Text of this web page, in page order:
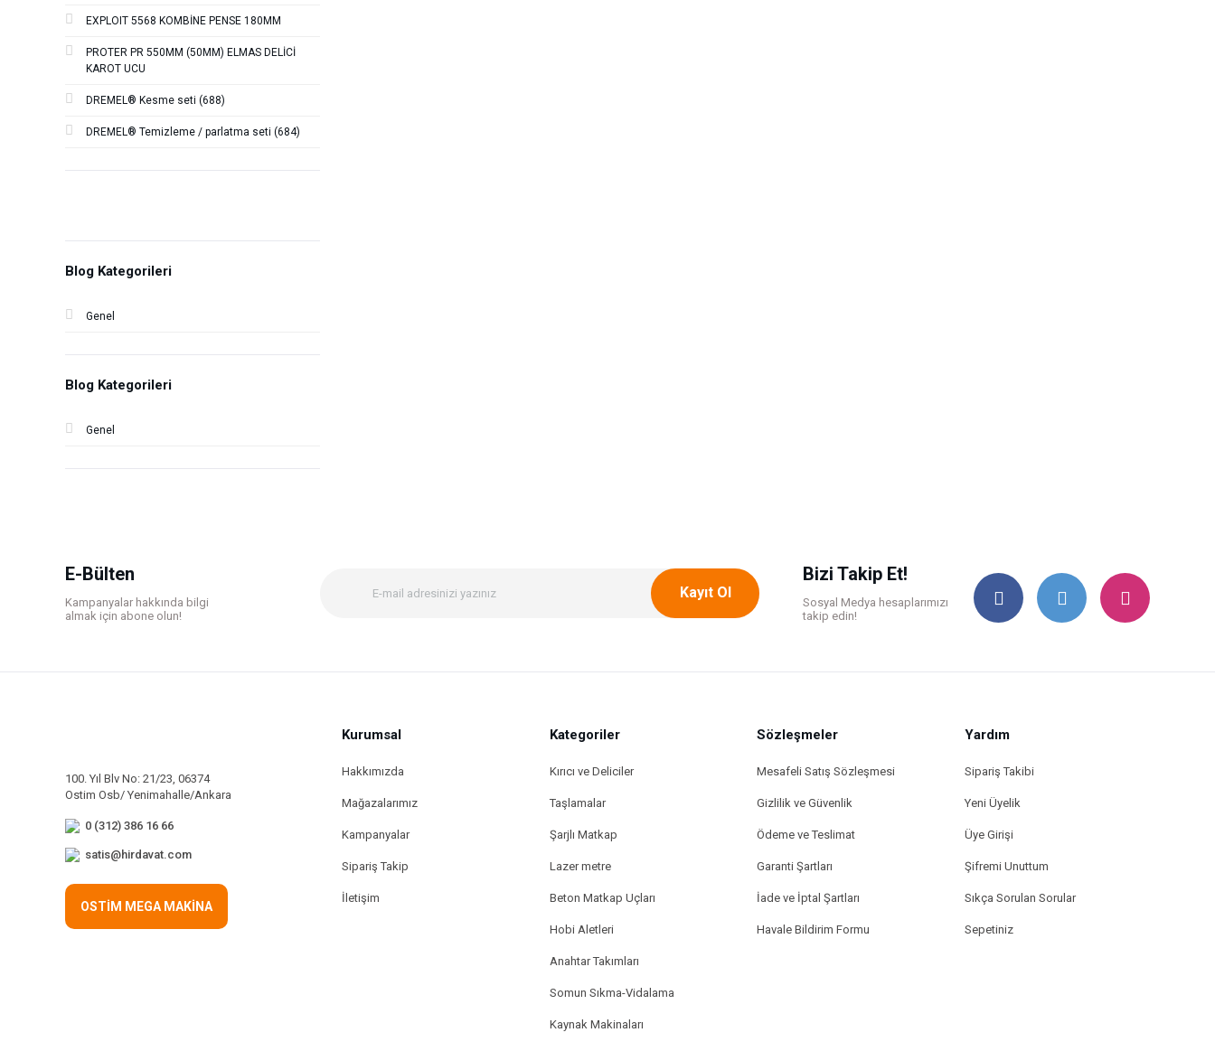
EXPLOIT 5568 KOMBİNE PENSE 180MM
PROTER PR 550MM (50MM) ELMAS DELİCİ
KAROT UCU
DREMEL® Kesme seti (688)
DREMEL® Temizleme / parlatma seti (684)
Blog Kategorileri
Genel
Blog Kategorileri
Genel
E-Bülten
Kampanyalar hakkında bilgi
almak için abone olun!
Kayıt Ol
Bizi Takip Et!
Sosyal Medya hesaplarımızı
takip edin!
100. Yıl Blv No: 21/23, 06374
Ostim Osb/ Yenimahalle/Ankara
0 (312) 386 16 66
satis@hirdavat.com
OSTİM MEGA MAKİNA
Kurumsal
Hakkımızda
Mağazalarımız
Kampanyalar
Sipariş Takip
İletişim
Kategoriler
Kırıcı ve Deliciler
Taşlamalar
Şarjlı Matkap
Lazer metre
Beton Matkap Uçları
Hobi Aletleri
Anahtar Takımları
Somun Sıkma-Vidalama
Kaynak Makinaları
Sözleşmeler
Mesafeli Satış Sözleşmesi
Gizlilik ve Güvenlik
Ödeme ve Teslimat
Garanti Şartları
İade ve İptal Şartları
Havale Bildirim Formu
Yardım
Sipariş Takibi
Yeni Üyelik
Üye Girişi
Şifremi Unuttum
Sıkça Sorulan Sorular
Sepetiniz